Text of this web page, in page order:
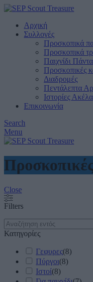
Αρχική
Συλλογές
Προσκοπικά
Προσκοπικά
Παιχνίδι
Προσκοπικές
Διαδρομές
Πεντάλεπτα
Ιστορίες Ακέλα
Επικοινωνία
Search
Menu
Close
Filters
Search
Κατηγορίες
Γεφυρες(8)
Πύργοι(8)
Ιστοί(8)